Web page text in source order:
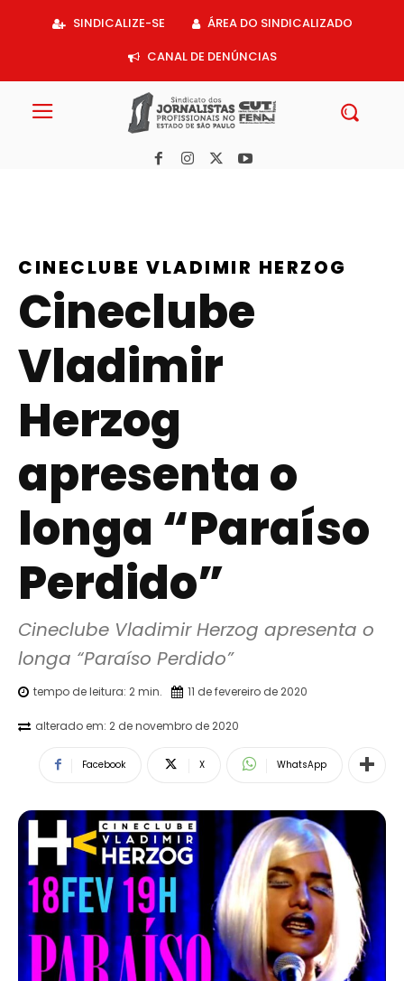
SINDICALIZE-SE
ÁREA DO SINDICALIZADO
CANAL DE DENÚNCIAS
CINECLUBE VLADIMIR HERZOG
Cineclube
Vladimir
Herzog
apresenta o
longa “Paraíso
Perdido”
Cineclube Vladimir Herzog apresenta o
longa “Paraíso Perdido”
tempo de leitura: 2min. 11 de fevereiro de 2020
alterado em: 2 de novembro de 2020
Facebook X WhatsApp